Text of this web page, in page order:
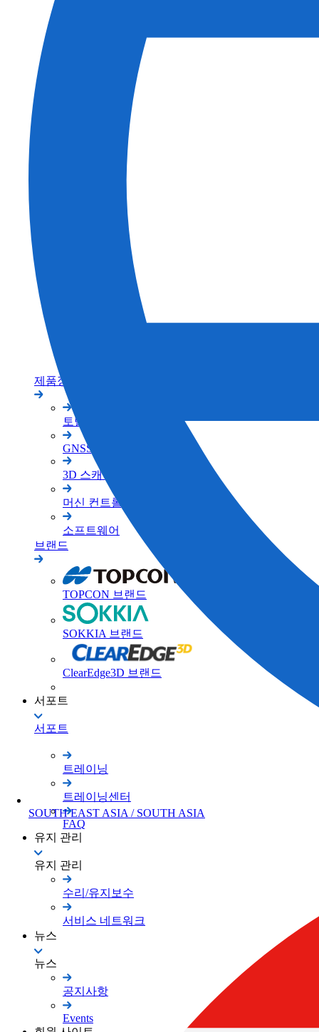
제품정보 카테고리
토탈 스테이션
GNSS
3D 스캐너
머신 컨트롤
소프트웨어
브랜드
TOPCON 브랜드
SOKKIA 브랜드
ClearEdge3D 브랜드
서포트
서포트
트레이닝
트레이닝센터
FAQ
유지 관리
유지 관리
수리/유지보수
서비스 네트워크
뉴스
뉴스
공지사항
Events
SOUTH EAST ASIA / SOUTH ASIA